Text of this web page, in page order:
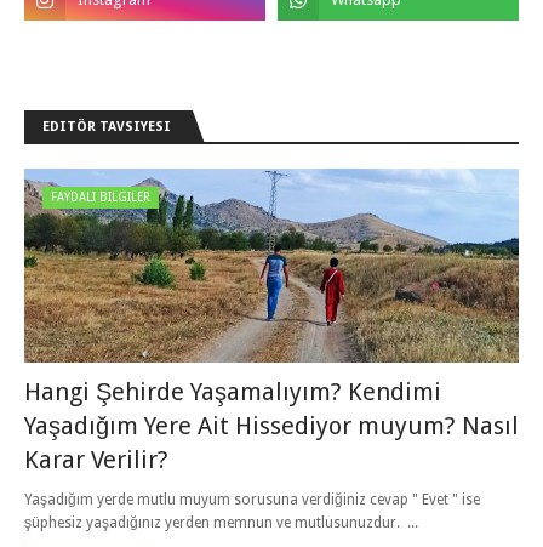
EDITÖR TAVSIYESI
FAYDALI BILGILER
Hangi Şehirde Yaşamalıyım? Kendimi
Yaşadığım Yere Ait Hissediyor muyum? Nasıl
Karar Verilir?
Yaşadığım yerde mutlu muyum sorusuna verdiğiniz cevap " Evet " ise
şüphesiz yaşadığınız yerden memnun ve mutlusunuzdur. ...